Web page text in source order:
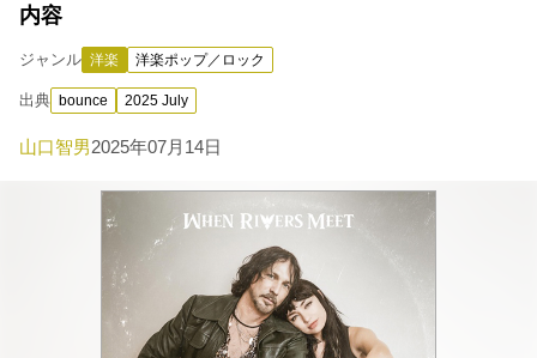
内容
ジャンル 洋楽 洋楽ポップ／ロック
出典 bounce 2025 July
山口智男2025年07月14日